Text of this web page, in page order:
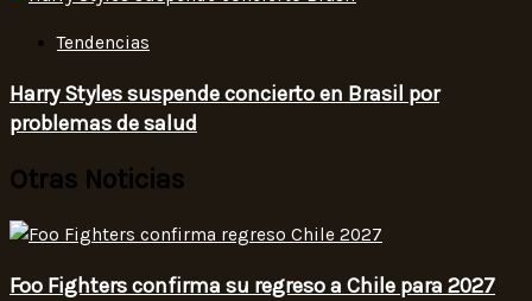
Tendencias
Harry Styles suspende concierto en Brasil por
problemas de salud
Otras Noticias
Foo Fighters confirma su regreso a Chile para 2027